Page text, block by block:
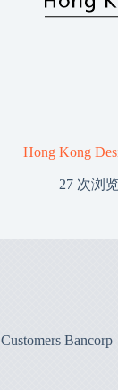
Hong Kong
27 次浏
Customers Bancorp